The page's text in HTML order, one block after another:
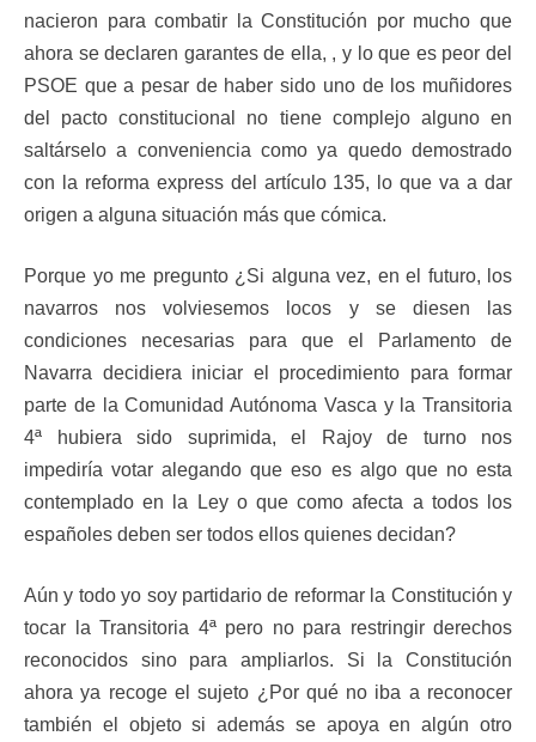
nacieron para combatir la Constitución por mucho que
ahora se declaren garantes de ella, , y lo que es peor del
PSOE que a pesar de haber sido uno de los muñidores
del pacto constitucional no tiene complejo alguno en
saltárselo a conveniencia como ya quedo demostrado
con la reforma express del artículo 135, lo que va a dar
origen a alguna situación más que cómica.
Porque yo me pregunto ¿Si alguna vez, en el futuro, los
navarros nos volviesemos locos y se diesen las
condiciones necesarias para que el Parlamento de
Navarra decidiera iniciar el procedimiento para formar
parte de la Comunidad Autónoma Vasca y la Transitoria
4ª hubiera sido suprimida, el Rajoy de turno nos
impediría votar alegando que eso es algo que no esta
contemplado en la Ley o que como afecta a todos los
españoles deben ser todos ellos quienes decidan?
Aún y todo yo soy partidario de reformar la Constitución y
tocar la Transitoria 4ª pero no para restringir derechos
reconocidos sino para ampliarlos. Si la Constitución
ahora ya recoge el sujeto ¿Por qué no iba a reconocer
también el objeto si además se apoya en algún otro